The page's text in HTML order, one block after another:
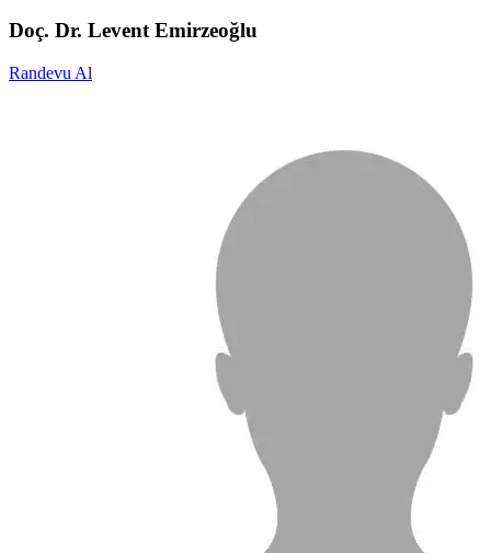
Doç. Dr. Levent Emirzeoğlu
Randevu Al